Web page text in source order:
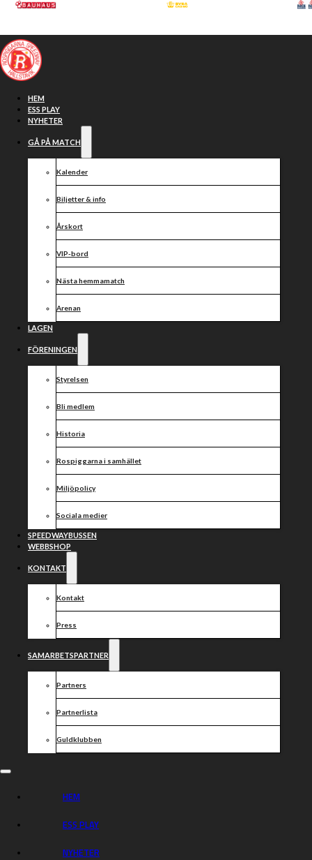
Hoppa till huvudinnehåll
HEM
ESS PLAY
NYHETER
GÅ PÅ MATCH
Kalender
Biljetter & info
Årskort
VIP-bord
Nästa hemmamatch
Arenan
LAGEN
FÖRENINGEN
Styrelsen
Bli medlem
Historia
Rospiggarna i samhället
Miljöpolicy
Sociala medier
SPEEDWAYBUSSEN
WEBBSHOP
KONTAKT
Kontakt
Press
SAMARBETSPARTNER
Partners
Partnerlista
Guldklubben
HEM
ESS PLAY
NYHETER
Resultat
27/03-2021
Idag kördes returmötet mellan Apator Torun & Polonia
Bydgoszcz på Marian Rose MotoArena i Torun. Dagens
möte vanns av hemmalaget Apator Torun med 60-30.
För det vinnande laget körde Adrian Miedzinski in 12p
Dela nyheten: